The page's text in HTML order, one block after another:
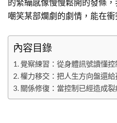
的緊繃感像慢慢鬆開的發條
嘲笑某部爛劇的劇情，能在
內容目錄
覺察練習：從身體訊號讀懂
權力移交：把人生方向盤還給
關係修復：當控制已經造成裂